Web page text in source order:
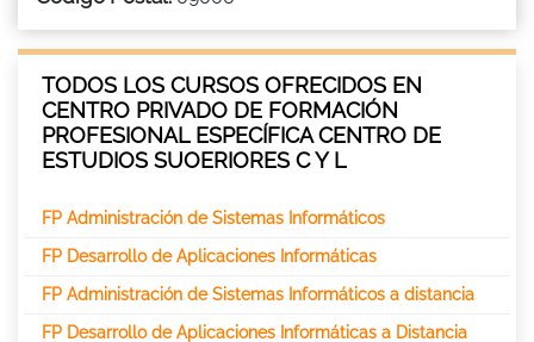
TODOS LOS CURSOS OFRECIDOS EN
CENTRO PRIVADO DE FORMACIÓN
PROFESIONAL ESPECÍFICA CENTRO DE
ESTUDIOS SUOERIORES C Y L
FP Administración de Sistemas Informáticos
FP Desarrollo de Aplicaciones Informáticas
FP Administración de Sistemas Informáticos a distancia
FP Desarrollo de Aplicaciones Informáticas a Distancia